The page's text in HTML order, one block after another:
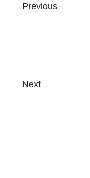
Previous
Next